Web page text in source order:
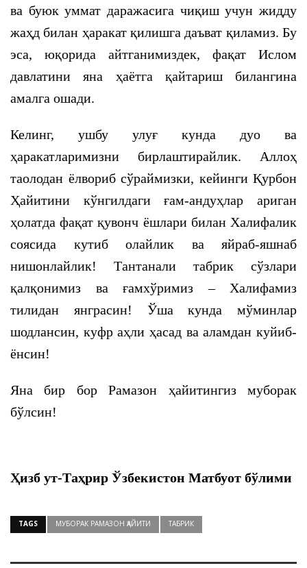
ва буюк уммат даражасига чиқиш учун жидду
жаҳд билан ҳаракат қилишга даъват қиламиз. Бу
эса, юқорида айтганимиздек, фақат Ислом
давлатини яна ҳаётга қайтариш билангина
амалга ошади.
Келинг, ушбу улуғ кунда дуо ва
ҳаракатларимизни бирлаштирайлик. Аллоҳ
таолодан ёлвориб сўраймизки, кейинги Қурбон
Ҳайитини кўнгилдаги ғам-андуҳлар ариган
ҳолатда фақат қувонч ёшлари билан Халифалик
соясида кутиб олайлик ва яйраб-яшнаб
нишонлайлик! Тантанали табрик сўзлари
қалқонимиз ва ғамхўримиз – Халифамиз
тилидан янграсин! Ўша кунда мўминлар
шодлансин, куфр аҳли ҳасад ва аламдан куйиб-
ёнсин!
Яна бир бор Рамазон ҳайитингиз муборак
бўлсин!
Ҳизб ут-Таҳрир Ўзбекистон Матбуот бўлими
TAGS МУБОРАК РАМАЗОН ҲАЙИТИ ТАБРИК